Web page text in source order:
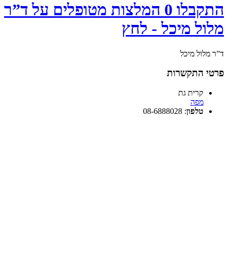
התקבלו 0 המלצות מטופלים על ד”ר
מלול מיכל - לחץ
ד”ר מלול מיכל
פרטי התקשרות
קרית גת
מפה
טלפון:
08-6888028